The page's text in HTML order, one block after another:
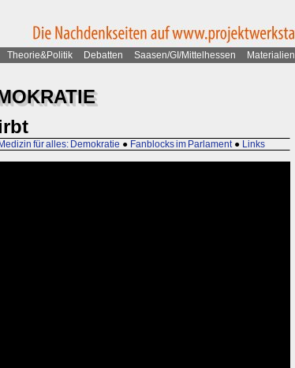
Theorie&Politik Debatten Saasen/GI/Mittelhessen Materialien
Medizin für alles: Demokratie ● Fanblocks im Parlament ● Links